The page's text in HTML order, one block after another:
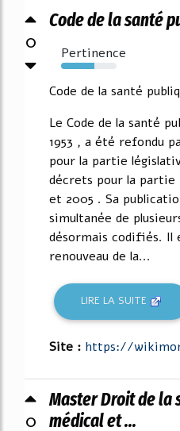
0
Code de la santé
Pertinence
60%
Code de la santé
Le Code de la santé
1953 , a été refondu
pour la partie
décrets pour la
et 2005 . Sa
simultanée de
désormais codifiés. Il
renouveau de la...
LIRE LA SUITE
Site : https://
0
Master Droit de la
médical et ...